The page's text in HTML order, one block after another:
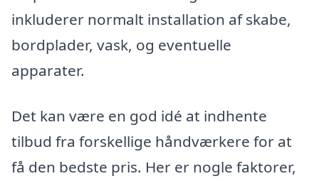
inkluderer normalt installation af skabe,
bordplader, vask, og eventuelle
apparater.
Det kan være en god idé at indhente
tilbud fra forskellige håndværkere for at
få den bedste pris. Her er nogle faktorer,